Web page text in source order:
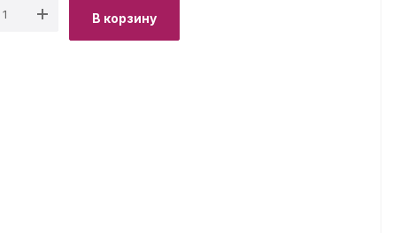
В корзину